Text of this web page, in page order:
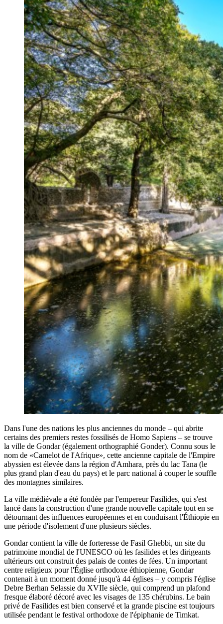
Dans l'une des nations les plus anciennes du monde – qui abrite
certains des premiers restes fossilisés de Homo Sapiens – se trouve
la ville de Gondar (également orthographié Gonder). Connu sous le
nom de «Camelot de l'Afrique», cette ancienne capitale de l'Empire
abyssien est élevée dans la région d'Amhara, près du lac Tana (le
plus grand plan d'eau du pays) et le parc national à couper le souffle
des montagnes similaires.
La ville médiévale a été fondée par l'empereur Fasilides, qui s'est
lancé dans la construction d'une grande nouvelle capitale tout en se
détournant des influences européennes et en conduisant l'Éthiopie en
une période d'isolement d'une plusieurs siècles.
Gondar contient la ville de forteresse de Fasil Ghebbi, un site du
patrimoine mondial de l'UNESCO où les fasilides et les dirigeants
ultérieurs ont construit des palais de contes de fées. Un important
centre religieux pour l'Église orthodoxe éthiopienne, Gondar
contenait à un moment donné jusqu'à 44 églises – y compris l'église
Debre Berhan Selassie du XVIIe siècle, qui comprend un plafond
fresque élaboré décoré avec les visages de 135 chérubins. Le bain
privé de Fasilides est bien conservé et la grande piscine est toujours
utilisée pendant le festival orthodoxe de l'épiphanie de Timkat.